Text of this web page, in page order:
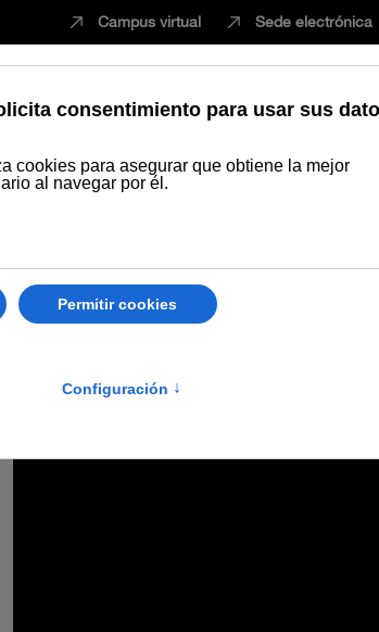
Campus virtual Sede electrónica
EstudiarInnovaciónVida universitaria
de los Tiros' reivindican estos hechos largamente